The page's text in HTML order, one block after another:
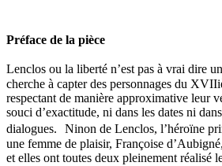
Préface de la pièce
Lenclos ou la liberté n’est pas à vrai dire
cherche à capter des personnages du
respectant de manière approximative leur
souci d’exactitude, ni dans les dates ni
dialogues. Ninon de Lenclos, l’héroïne
une femme de plaisir, Françoise
et elles ont toutes deux pleinement réalisé